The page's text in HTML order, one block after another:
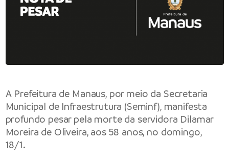
A Prefeitura de Manaus, por meio da Secretaria
Municipal de Infraestrutura (Seminf), manifesta
profundo pesar pela morte da servidora Dilamar
Moreira de Oliveira, aos 58 anos, no domingo,
18/1.